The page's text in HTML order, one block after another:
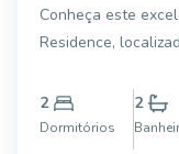
Conheça este
Residence,
dispõe de 2
banheiros sociais.
2
Dormitórios
2